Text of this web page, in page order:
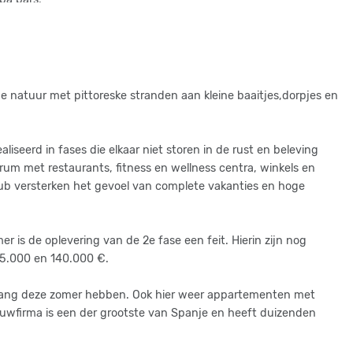
natuur met pittoreske stranden aan kleine baaitjes,dorpjes en
in fases die elkaar niet storen in de rust en beleving
met restaurants, fitness en wellness centra, winkels en
versterken het gevoel van complete vakanties en hoge
is de oplevering van de 2e fase een feit. Hierin zijn nog
en 140.000 €.
deze zomer hebben. Ook hier weer appartementen met
is een der grootste van Spanje en heeft duizenden